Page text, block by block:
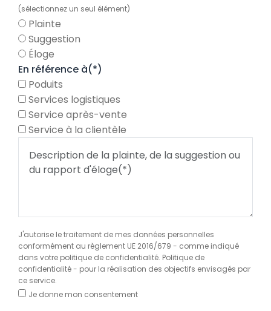
(sélectionnez un seul élément)
Plainte
Suggestion
Éloge
En référence à(*)
Poduits
Services logistiques
Service après-vente
Service à la clientèle
J'autorise le traitement de mes données personnelles
conformément au règlement UE 2016/679 - comme indiqué
dans votre politique de confidentialité. Politique de
confidentialité- pour la réalisation des objectifs envisagés par
ce service.
Je donne mon consentement